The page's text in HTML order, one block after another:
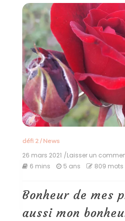
défi 2/ News
26 mars 2021 /Laisser un
6 mins 5 ans 809 mots
Bonheur de mes
aussi mon